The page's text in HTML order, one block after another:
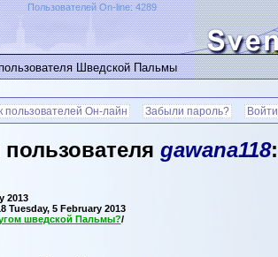
Пользователей On-line: 4289
Шведской Пальмы
пользователей Он-лайн Забыли пароль? Войти
gawana118:
2013
Tuesday, 5 February 2013
шведской Пальмы?/